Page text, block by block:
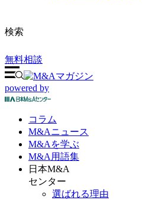
検索
無料相談
powered by
コラム
M&Aニュース
M&Aを学ぶ
M&A 用語集
日本M&A
センター
選ばれる理由